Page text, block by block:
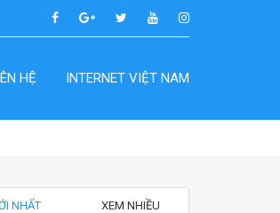
HỆ INTERNET VIỆT NAM
NHẤT XEM NHIỀU